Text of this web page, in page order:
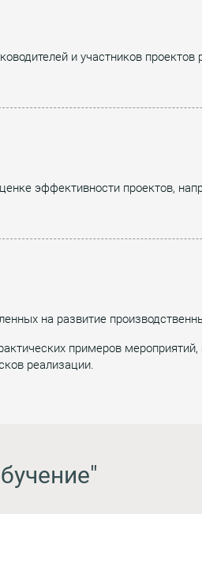
и участников проектов
эффективности проектов,
на развитие
примеров
реализации.